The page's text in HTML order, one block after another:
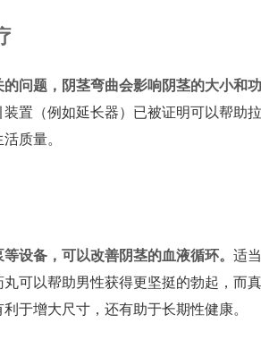
问题，阴茎弯曲会影响阴茎的大小和功
置（例如延长器）已被证明可以帮助
质量。
设备，可以改善阴茎的血液循环。 适
可以帮助男性获得更坚挺的勃起，而
于增大尺寸，还有助于长期性健康。